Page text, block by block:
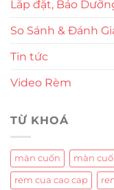
Lắp đặt, Bảo
So Sánh & Đánh
Tin tức
Video Rèm
TỪ KHOÁ
màn cuốn màn
rem cua cao cap